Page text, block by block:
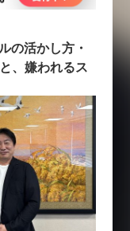
の活かし方・
、嫌われるス